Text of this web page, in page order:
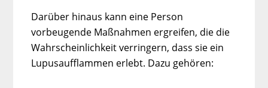
Darüber hinaus kann eine Person
vorbeugende Maßnahmen ergreifen, die die
Wahrscheinlichkeit verringern, dass sie ein
Lupusaufflammen erlebt. Dazu gehören: